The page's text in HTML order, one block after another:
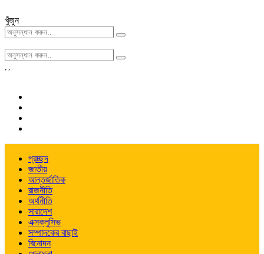
খুঁজুন
, ,
প্রচ্ছদ
জাতীয়
আন্তর্জাতিক
রাজনীতি
অর্থনীতি
সারাদেশ
এক্সক্লুসিভ
সম্পাদকের বাছাই
বিনোদন